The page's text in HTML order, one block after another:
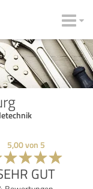
5,00von 5
GUT